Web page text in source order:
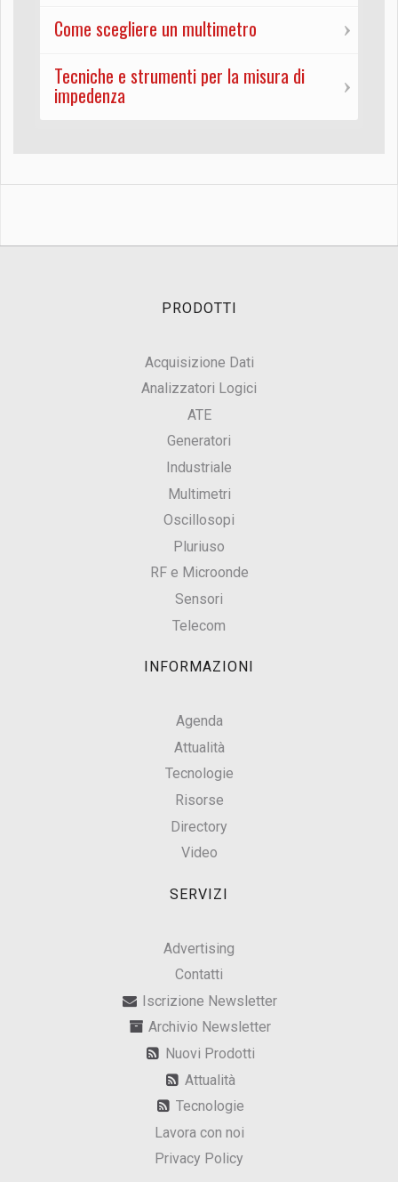
Come scegliere un multimetro
Tecniche e strumenti per la misura di
impedenza
PRODOTTI
Acquisizione Dati
Analizzatori Logici
ATE
Generatori
Industriale
Multimetri
Oscillosopi
Pluriuso
RF e Microonde
Sensori
Telecom
INFORMAZIONI
Agenda
Attualità
Tecnologie
Risorse
Directory
Video
SERVIZI
Advertising
Contatti
Iscrizione Newsletter
Archivio Newsletter
Nuovi Prodotti
Attualità
Tecnologie
Lavora con noi
Privacy Policy